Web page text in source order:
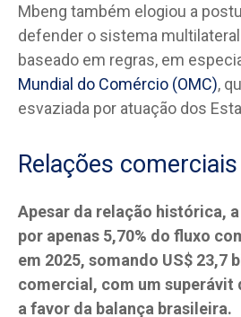
Mbeng também elogiou a
defender o sistema
baseado em regras, em
Mundial do Comércio (OMC),
esvaziada por atuação dos
Relações comerciais
Apesar da relação histórica,
por apenas 5,70% do fluxo
em 2025, somando US$ 23,7
comercial, com um superávit
a favor da balança brasileira.